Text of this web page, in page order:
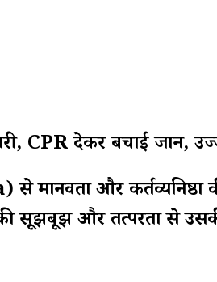
CPR देकर बचाई जान,
और कर्तव्यनिष्ठा
की सूझबूझ और तत्परता से